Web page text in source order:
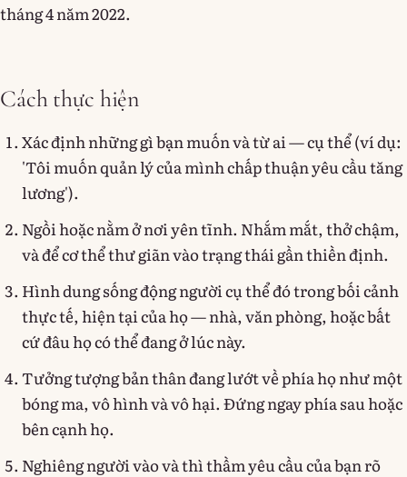
tháng 4 năm 2022.
Cách thực hiện
Xác định những gì bạn muốn và từ ai — cụ thể (ví dụ:
'Tôi muốn quản lý của mình chấp thuận yêu cầu tăng
lương').
Ngồi hoặc nằm ở nơi yên tĩnh. Nhắm mắt, thở chậm,
và để cơ thể thư giãn vào trạng thái gần thiền định.
Hình dung sống động người cụ thể đó trong bối cảnh
thực tế, hiện tại của họ — nhà, văn phòng, hoặc bất
cứ đâu họ có thể đang ở lúc này.
Tưởng tượng bản thân đang lướt về phía họ như một
bóng ma, vô hình và vô hại. Đứng ngay phía sau hoặc
bên cạnh họ.
Nghiêng người vào và thì thầm yêu cầu của bạn rõ